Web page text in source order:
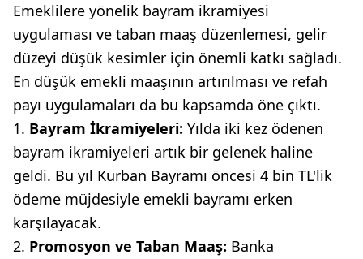
Emeklilere yönelik bayram ikramiyesi
uygulaması ve taban maaş düzenlemesi, gelir
düzeyi düşük kesimler için önemli katkı sağladı.
En düşük emekli maaşının artırılması ve refah
payı uygulamaları da bu kapsamda öne çıktı.
Bayram İkramiyeleri: Yılda iki kez ödenen
bayram ikramiyeleri artık bir gelenek haline
geldi. Bu yıl Kurban Bayramı öncesi 4 bin TL'lik
ödeme müjdesiyle emekli bayramı erken
karşılayacak.
Promosyon ve Taban Maaş: Banka